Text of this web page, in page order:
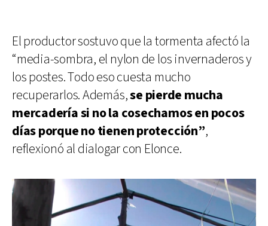
El productor sostuvo que la tormenta afectó la
“media-sombra, el nylon de los invernaderos y
los postes. Todo eso cuesta mucho
recuperarlos. Además,se pierde mucha
mercadería si no la cosechamos en pocos
días porque no tienen protección”,
reflexionó al dialogar con Elonce.